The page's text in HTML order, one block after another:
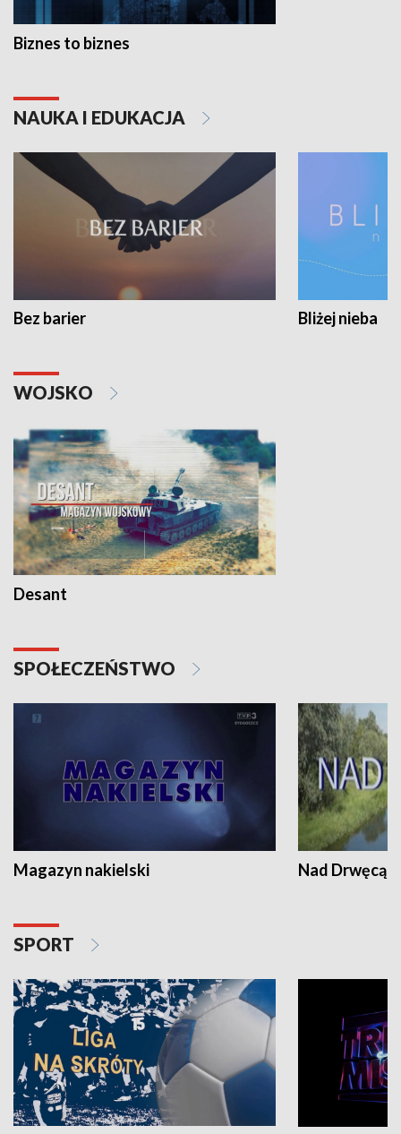
Biznes to biznes
NAUKA I EDUKACJA
Bez barier Bliżej nieba
WOJSKO
Desant
SPOŁECZEŃSTWO
Magazyn nakielski Nad Drwęcą
SPORT